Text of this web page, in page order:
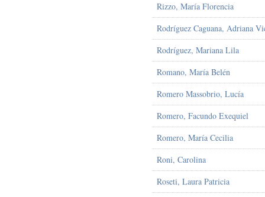
Rizzo, María Florencia
Rodríguez Caguana, Adriana
Rodríguez, Mariana Lila
Romano, María Belén
Romero Massobrio, Lucía
Romero, Facundo Exequiel
Romero, María Cecilia
Roni, Carolina
Roseti, Laura Patricia